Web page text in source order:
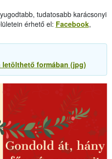
tudatosabb karácsonyi
érhető el: Facebook,
formában (jpg)